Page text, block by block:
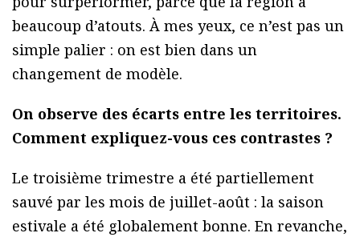
beaucoup d’atouts. À mes yeux, ce n’est pas un
simple palier : on est bien dans un
changement de modèle.
On observe des écarts entre les territoires.
Comment expliquez-vous ces contrastes ?
Le troisième trimestre a été partiellement
sauvé par les mois de juillet-août : la saison
estivale a été globalement bonne. En revanche,